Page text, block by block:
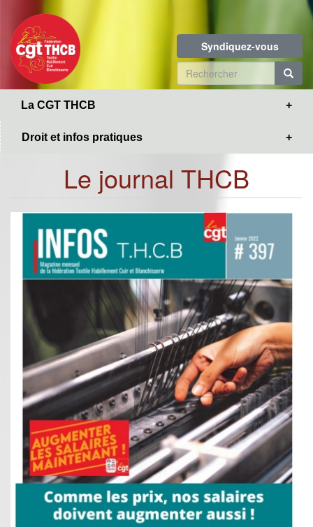
contenu
principal
Syndiquez-vous
Formulaire
de
La CGT THCB
Droit et infos pratiques
Le journal THCB